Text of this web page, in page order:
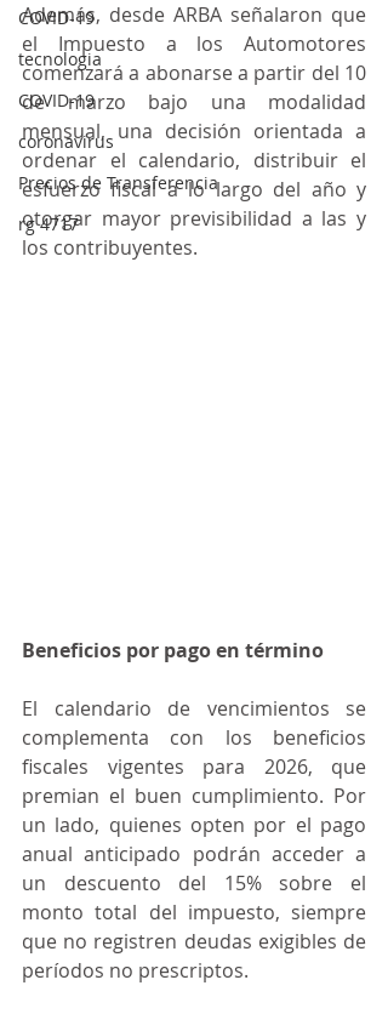
COVID-19
tecnologia
COVID-19
coronavirus
Precios de Transferencia
rg 4717
Además, desde ARBA señalaron que
el Impuesto a los Automotores
comenzará a abonarse a partir del 10
de marzo bajo una modalidad
mensual, una decisión orientada a
ordenar el calendario, distribuir el
esfuerzo fiscal a lo largo del año y
otorgar mayor previsibilidad a las y
los contribuyentes.
Beneficios por pago en término
El calendario de vencimientos se
complementa con los beneficios
fiscales vigentes para 2026, que
premian el buen cumplimiento. Por
un lado, quienes opten por el pago
anual anticipado podrán acceder a
un descuento del 15% sobre el
monto total del impuesto, siempre
que no registren deudas exigibles de
períodos no prescriptos.